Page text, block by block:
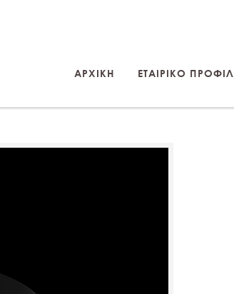
ΑΡΧΙΚΗ ΕΤΑΙΡΙΚΟ ΠΡΟΦΙΛ